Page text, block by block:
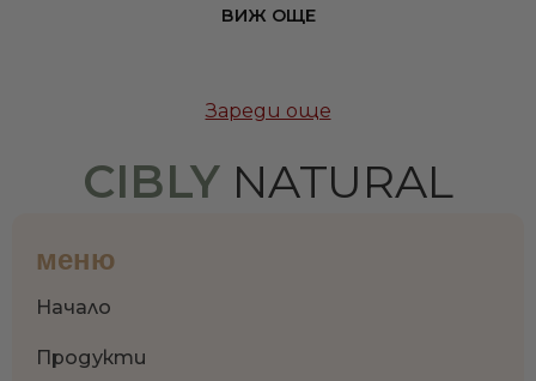
ВИЖ ОЩЕ
Зареди още
CIBLYNATURAL
меню
Начало
Продукти